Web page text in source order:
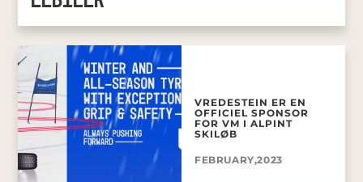
FEBRUARY,2023
VREDESTEIN ER EN
OFFICIEL SPONSOR
FOR VM I ALPINT
SKILØB